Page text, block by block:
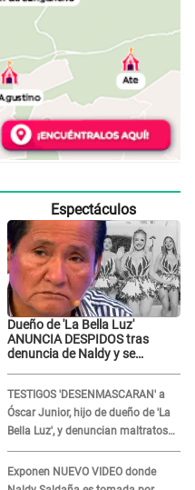
Espectáculos
Dueño de 'La Bella Luz'
ANUNCIA DESPIDOS tras
denuncia de Naldy y se
vulneradas"
TESTIGOS 'DESENMASCARAN' a
Óscar Junior, hijo de dueño de 'La
Bella Luz', y denuncian maltratos
en la orquesta: "Los humilla..."
Exponen NUEVO VIDEO donde